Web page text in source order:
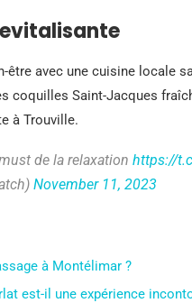
être avec une cuisine locale
coquilles Saint-Jacques
à Trouville.
de la relaxation https://
November 11, 2023
à Montélimar ?
est-il une expérience